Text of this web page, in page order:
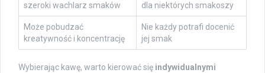
szeroki wachlarz smaków
dla niektórych smakoszy
Może pobudzać
kreatywność i koncentrację
Nie każdy potrafi docenić
jej smak
Wybierając kawę, warto kierować się indywidualnymi